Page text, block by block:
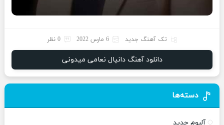
تک آهنگ جدید 6 مارس 2022 0 نظر
دانلود آهنگ دانیال نعامی میدونی
دسته‌ها
آلبوم جدید